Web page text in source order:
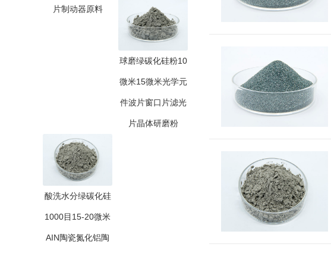
片制动器原料
球磨绿碳化硅粉10
微米15微米光学元
件波片窗口片滤光
片晶体研磨粉
酸洗水分绿碳化硅
1000目15-20微米
AIN陶瓷氮化铝陶